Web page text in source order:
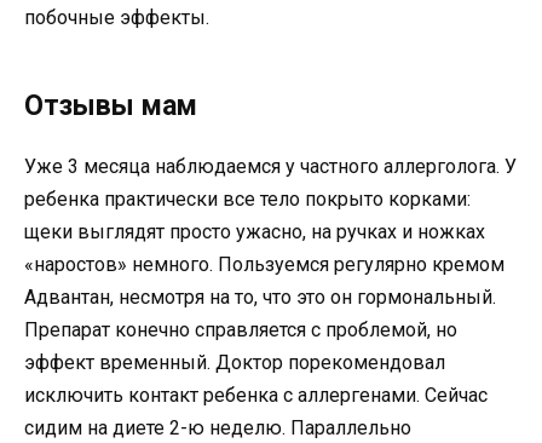
побочные эффекты.
Отзывы мам
Уже 3 месяца наблюдаемся у частного аллерголога. У
ребенка практически все тело покрыто корками:
щеки выглядят просто ужасно, на ручках и ножках
«наростов» немного. Пользуемся регулярно кремом
Адвантан, несмотря на то, что это он гормональный.
Препарат конечно справляется с проблемой, но
эффект временный. Доктор порекомендовал
исключить контакт ребенка с аллергенами. Сейчас
сидим на диете 2-ю неделю. Параллельно